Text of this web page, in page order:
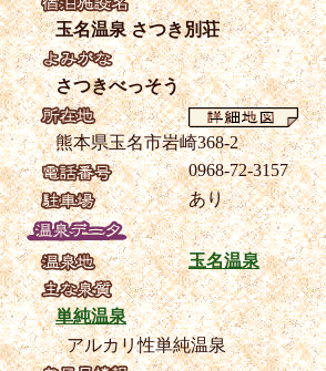
玉名温泉 さつき別荘
さつきべっそう
熊本県玉名市岩崎368-2
0968-72-3157
あり
玉名温泉
単純温泉
アルカリ性単純温泉